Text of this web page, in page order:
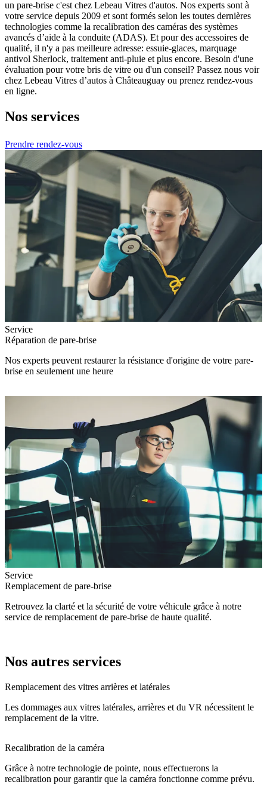
un pare-brise c'est chez Lebeau Vitres d'autos. Nos experts sont à
votre service depuis 2009 et sont formés selon les toutes dernières
technologies comme la recalibration des caméras des systèmes
avancés d’aide à la conduite (ADAS). Et pour des accessoires de
qualité, il n'y a pas meilleure adresse: essuie-glaces, marquage
antivol Sherlock, traitement anti-pluie et plus encore. Besoin d'une
évaluation pour votre bris de vitre ou d'un conseil? Passez nous voir
chez Lebeau Vitres d’autos à Châteauguay ou prenez rendez-vous
en ligne.
Nos services
Prendre rendez-vous
Service
Réparation de pare-brise
Nos experts peuvent restaurer la résistance d'origine de votre pare-
brise en seulement une heure
Service
Remplacement de pare-brise
Retrouvez la clarté et la sécurité de votre véhicule grâce à notre
service de remplacement de pare-brise de haute qualité.
Nos autres services
Remplacement des vitres arrières et latérales
Les dommages aux vitres latérales, arrières et du VR nécessitent le
remplacement de la vitre.
Recalibration de la caméra
Grâce à notre technologie de pointe, nous effectuerons la
recalibration pour garantir que la caméra fonctionne comme prévu.